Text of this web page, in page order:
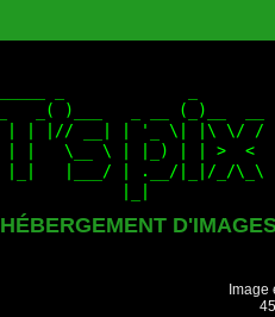
HÉBERGEMENT